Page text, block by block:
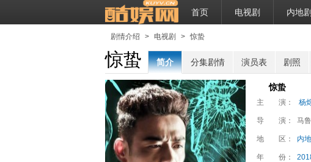
首页 电视剧 内地剧
剧情介绍 > 电视剧 > 惊蛰
惊蛰 简介 分集剧情 演员表 剧照
惊蛰
主 演： 杨
导 演： 马
地 区： 内地
年 份：